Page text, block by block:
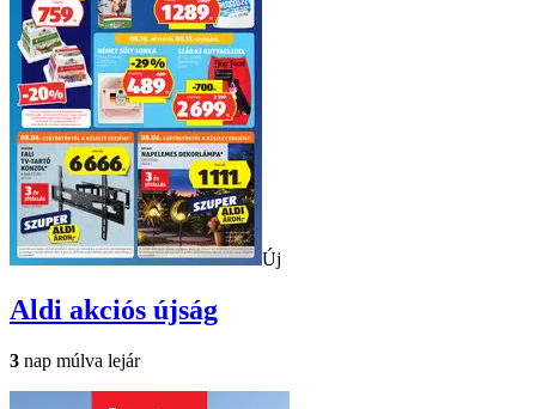
Új
Aldi akciós újság
3 nap múlva lejár